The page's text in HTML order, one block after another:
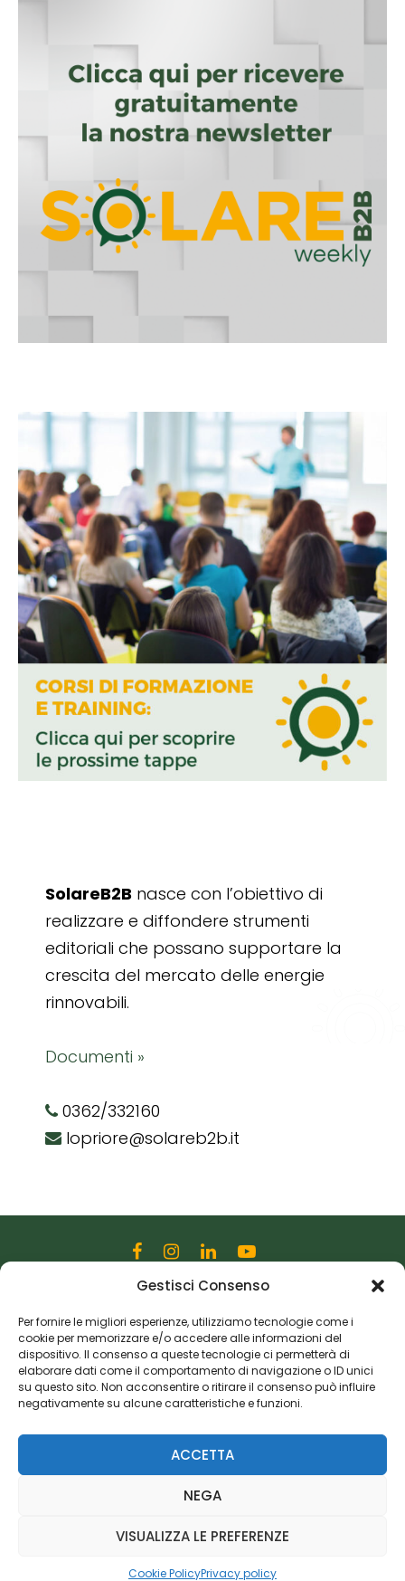
Gestisci Consenso
Per fornire le migliori esperienze, utilizziamo tecnologie come i
cookie per memorizzare e/o accedere alle informazioni del
dispositivo. Il consenso a queste tecnologie ci permetterà di
elaborare dati come il comportamento di navigazione o ID unici
su questo sito. Non acconsentire o ritirare il consenso può influire
negativamente su alcune caratteristiche e funzioni.
ACCETTA
NEGA
VISUALIZZA LE PREFERENZE
Cookie PolicyPrivacy policy
SolareB2B nasce con l’obiettivo di
realizzare e diffondere strumenti
editoriali che possano supportare la
crescita del mercato delle energie
rinnovabili.
Documenti »
0362/332160
lopriore@solareb2b.it
Via Martiri della Libertà, 28
20833 Giussano (MB)
P.I. 06982770965
Privacy Policy